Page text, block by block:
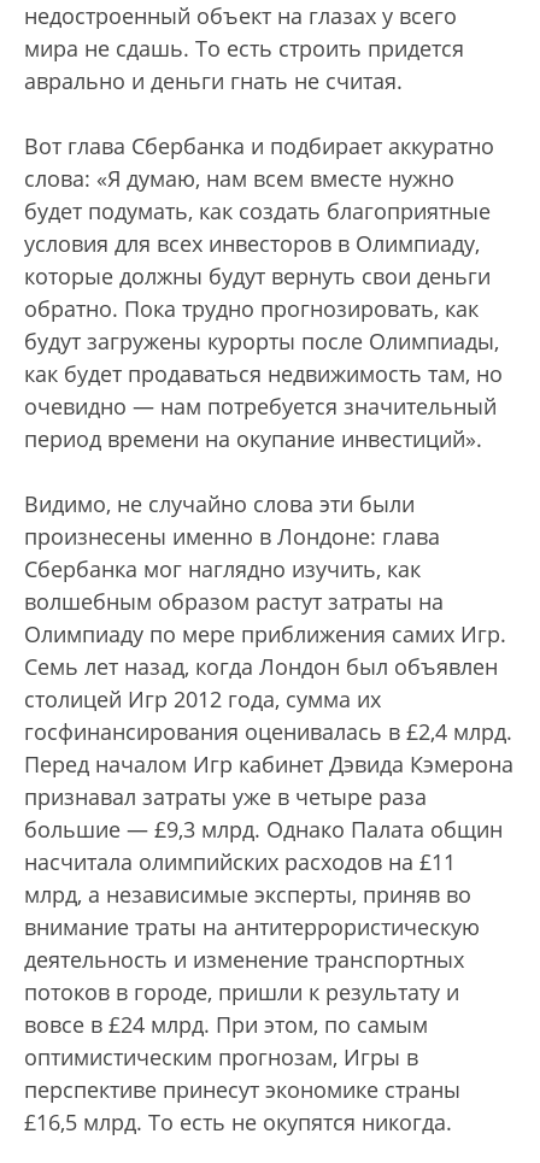
недостроенный объект на глазах у всего
мира не сдашь. То есть строить придется
аврально и деньги гнать не считая.
Вот глава Сбербанка и подбирает аккуратно
слова: «Я думаю, нам всем вместе нужно
будет подумать, как создать благоприятные
условия для всех инвесторов в Олимпиаду,
которые должны будут вернуть свои деньги
обратно. Пока трудно прогнозировать, как
будут загружены курорты после Олимпиады,
как будет продаваться недвижимость там, но
очевидно — нам потребуется значительный
период времени на окупание инвестиций».
Видимо, не случайно слова эти были
произнесены именно в Лондоне: глава
Сбербанка мог наглядно изучить, как
волшебным образом растут затраты на
Олимпиаду по мере приближения самих Игр.
Семь лет назад, когда Лондон был объявлен
столицей Игр 2012 года, сумма их
госфинансирования оценивалась в £2,4 млрд.
Перед началом Игр кабинет Дэвида Кэмерона
признавал затраты уже в четыре раза
большие — £9,3 млрд. Однако Палата общин
насчитала олимпийских расходов на £11
млрд, а независимые эксперты, приняв во
внимание траты на антитеррористическую
деятельность и изменение транспортных
потоков в городе, пришли к результату и
вовсе в £24 млрд. При этом, по самым
оптимистическим прогнозам, Игры в
перспективе принесут экономике страны
£16,5 млрд. То есть не окупятся никогда.